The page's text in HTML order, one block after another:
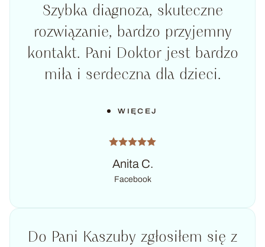
Szybka diagnoza, skuteczne
rozwiązanie, bardzo przyjemny
kontakt. Pani Doktor jest bardzo
miła i serdeczna dla dzieci.
WIĘCEJ
Anita C.
Facebook
Do Pani Kaszuby zgłosiłem się z